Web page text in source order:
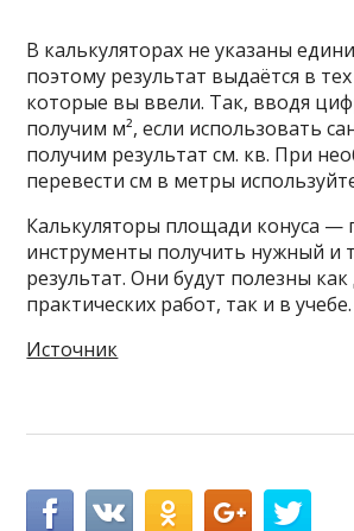
В калькуляторах не указаны
поэтому результат выдаётся в
которые вы ввели. Так, вводя
получим м², если использовать
получим результат см. кв. При
перевести см в метры
Калькуляторы площади конуса —
инструменты получить нужный и
результат. Они будут полезны как
практических работ, так и в учебе.
Источник